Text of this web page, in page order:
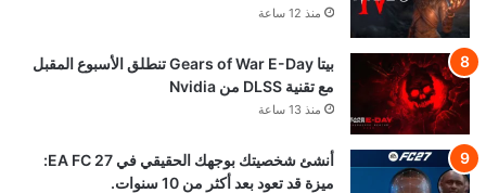
منذ 12 ساعة
بيتا Gears of War E-Day تنطلق الأسبوع المقبل
مع تقنية DLSS من Nvidia
منذ 13 ساعة
أنشئ شخصيتك بوجهك الحقيقي في EA FC 27:
ميزة قد تعود بعد أكثر من 10 سنوات.